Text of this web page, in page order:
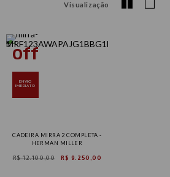
Visualização
CADEIRA MIRRA 2 COMPLETA -
HERMAN MILLER
R$ 12.100,00 R$ 9.250,00
ENVIO
IMEDIATO